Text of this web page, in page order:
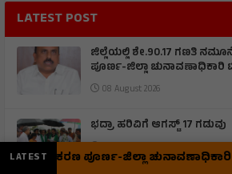
LATEST POST
ಜಿಲ್ಲೆಯಲ್ಲಿ ಶೇ.90.17 ಗಣತಿ
ಪೂರ್ಣ-ಜಿಲ್ಲಾ
08 August 2026
ಭದ್ರಾ ಹರಿವಿಗೆ ಆಗಸ್ಟ್ 17 ಗಡುವು
LATESTಪೂರ್ಣ-ಜಿಲ್ಲಾ ಚುನಾವಣಾಧಿಕಾರಿ